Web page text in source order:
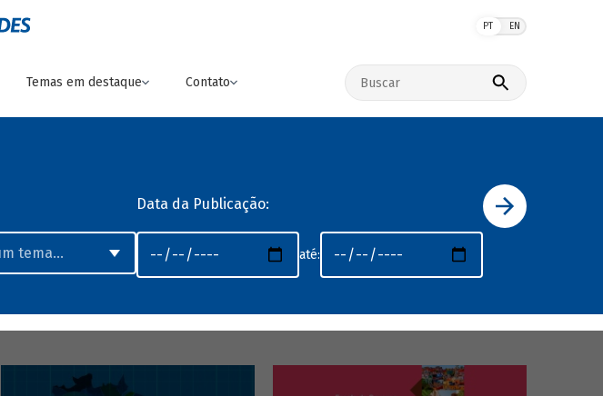
PT EN
Temas em destaque Contato
Buscar no site
Data da Publicação:
até: